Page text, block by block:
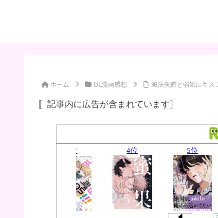
ホーム BL漫画感想 滅法矢鱈と弱気にキス
〚記事内に広告が含まれています〛